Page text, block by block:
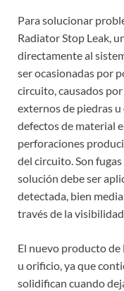
Para solucionar
Radiator Stop Leak,
directamente al
ser ocasionadas por
circuito, causados
externos de piedras
defectos de material
perforaciones
del circuito. Son
solución debe ser
detectada, bien
través de la
El nuevo producto
u orificio, ya que
solidifican cuando